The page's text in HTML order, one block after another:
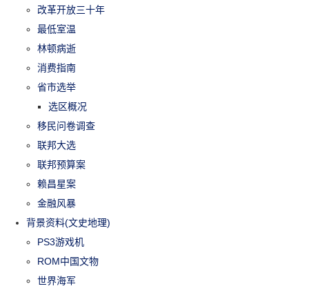
改革开放三十年
最低室温
林顿病逝
消费指南
省市选举
选区概况
移民问卷调查
联邦大选
联邦预算案
赖昌星案
金融风暴
背景资料(文史地理)
PS3游戏机
ROM中国文物
世界海军